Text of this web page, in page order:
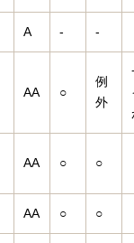
A - -
AA ○
例
外
AA ○ ○
AA ○ ○